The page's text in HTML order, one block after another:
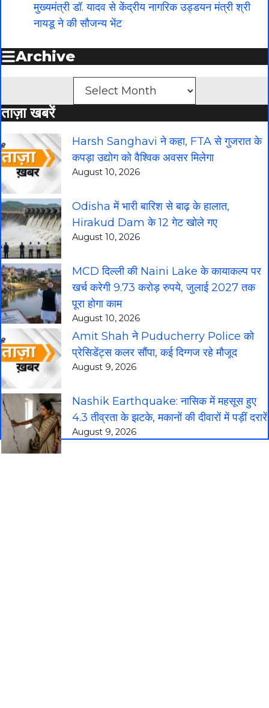
मुख्यमंत्री डॉ. यादव से केंद्रीय नागरिक उड्डयन मंत्री श्री
नायडू ने की सौजन्य भेंट
Archive
ताज़ा खबरें
Harsh Sanghavi ने कहा, FTA से गुजरात के
कपड़ा उद्योग को वैश्विक अवसर मिलेगा
August 10, 2026
Odisha में भारी बारिश से बाढ़ के हालात,
Hirakud Dam के 12 गेट खोले गए
August 10, 2026
MCD दिल्ली की Naini Lake के कायाकल्प पर
खर्च करेगी 9.73 करोड़ रुपये, जुलाई 2027 तक
पूरा होगा काम
August 10, 2026
Amit Shah ने Puducherry Police को
प्रेसिडेंट्स कलर सौंपा, कई दिग्गज रहे मौजूद
August 9, 2026
Nashik Earthquake: नासिक में महसूस हुए
4.3 तीव्रता के झटके, मकानों की दीवारों में पड़ीं दरारें
August 9, 2026